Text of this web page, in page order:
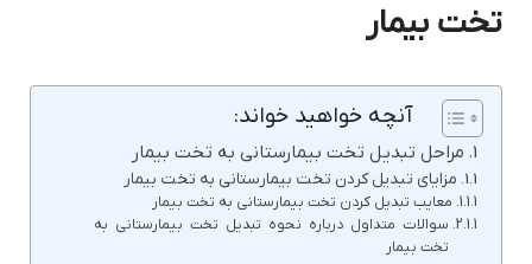
تخت بیمار
آنچه خواهید خواند:
مراحل تبدیل تخت بیمارستانی به تخت بیمار
مزایای تبدیل کردن تخت بیمارستانی به تخت بیمار
معایب تبدیل کردن تخت بیمارستانی به تخت بیمار
سوالات متداول درباره نحوه تبدیل تخت بیمارستانی به
تخت بیمار